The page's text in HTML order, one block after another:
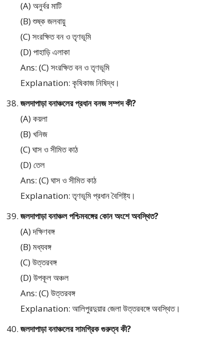
(A) অনুর্বর মাটি
(B) শুষ্ক জলবায়ু
(C) সংরক্ষিত বন ও তৃণভূমি
(D) পাহাড়ি এলাকা
Ans: (C) সংরক্ষিত বন ও তৃণভূমি
Explanation: কৃষিকাজ নিষিদ্ধ।
জলদাপাড়া বনাঞ্চলের প্রধান বনজ সম্পদ কী?
(A) কয়লা
(B) খনিজ
(C) ঘাস ও সীমিত কাঠ
(D) তেল
Ans: (C) ঘাস ও সীমিত কাঠ
Explanation: তৃণভূমি প্রধান বৈশিষ্ট্য।
জলদাপাড়া বনাঞ্চল পশ্চিমবঙ্গের কোন অংশে অবস্থিত?
(A) দক্ষিণবঙ্গ
(B) মধ্যবঙ্গ
(C) উত্তরবঙ্গ
(D) উপকূল অঞ্চল
Ans: (C) উত্তরবঙ্গ
Explanation: আলিপুরদুয়ার জেলা উত্তরবঙ্গে অবস্থিত।
জলদাপাড়া বনাঞ্চলের সামগ্রিক গুরুত্ব কী?